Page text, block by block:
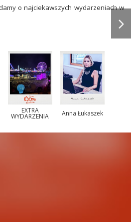
o najciekawszych wydarzeniach w
EXTRA
WYDARZENIA Anna Łukaszek